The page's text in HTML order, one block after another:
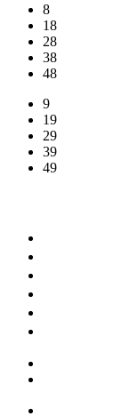
8
18
28
38
48
9
19
29
39
49